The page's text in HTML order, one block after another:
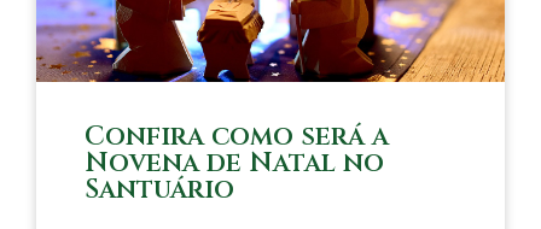
Confira como será a
Novena de Natal no
Santuário